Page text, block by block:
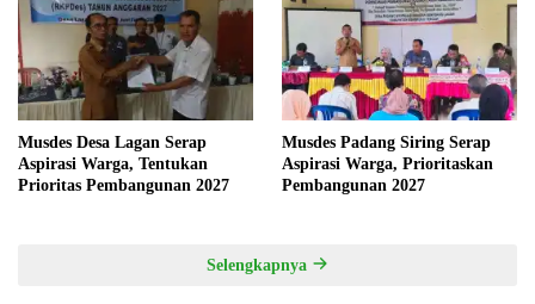
Musdes Desa Lagan Serap
Aspirasi Warga, Tentukan
Prioritas Pembangunan 2027
Musdes Padang Siring Serap
Aspirasi Warga, Prioritaskan
Pembangunan 2027
Selengkapnya